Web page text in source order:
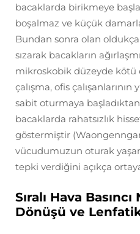
bacaklarda birikmeye
boşalmaz ve küçük
Bundan sonra olan oldukça
sızarak bacakların
mikroskobik düzeyde kötü
çalışma, ofis
sabit oturmaya
bacaklarda rahatsızlık
göstermiştir
vücudumuzun oturak
tepki verdiğini açıkça
Sıralı Hava
Dönüşü ve